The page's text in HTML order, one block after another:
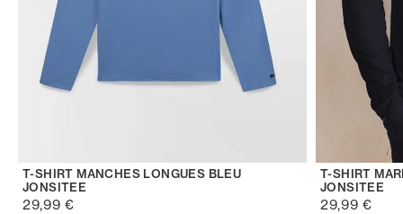
T-SHIRT MANCHES LONGUES BLEU
JONSITEE
29,99 €
T-SHIRT
JONSITEE
29,99 €